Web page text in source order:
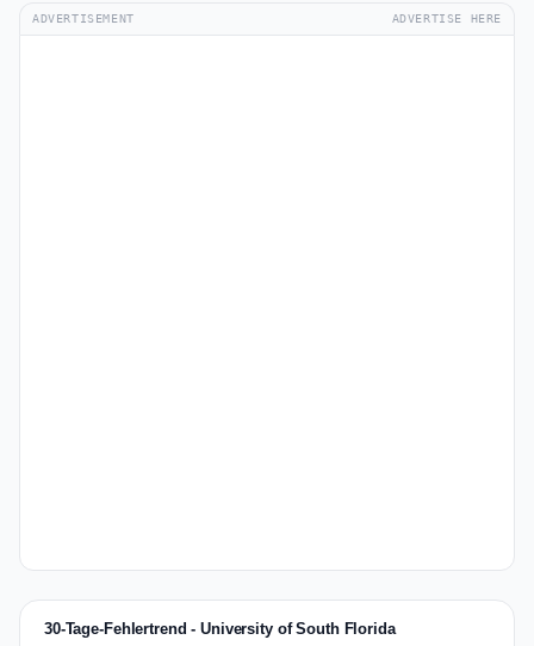
ADVERTISEMENT ADVERTISE HERE
30-Tage-Fehlertrend - University of South Florida